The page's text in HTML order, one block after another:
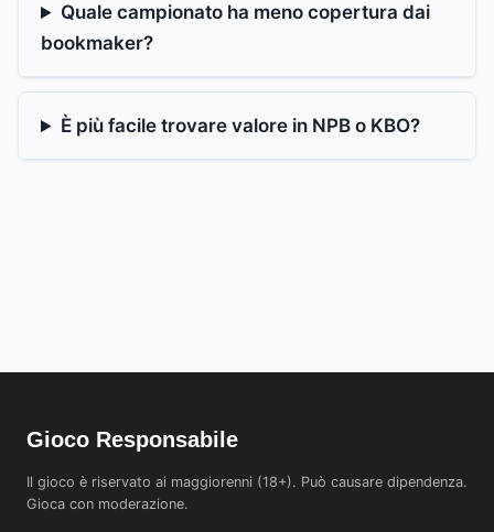
Quale campionato ha meno copertura dai
bookmaker?
È più facile trovare valore in NPB o KBO?
Gioco Responsabile
Il gioco è riservato ai maggiorenni (18+). Può causare dipendenza.
Gioca con moderazione.